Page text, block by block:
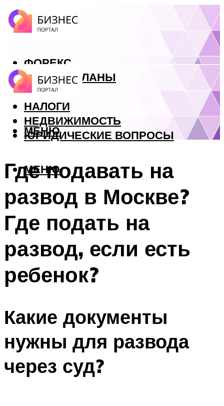
ФОРЕКС
БИЗНЕС ПЛАНЫ
КРЕДИТЫ
НАЛОГИ
НЕДВИЖИМОСТЬ
ЮРИДИЧЕСКИЕ ВОПРОСЫ
МЕНЮ
МЕНЮ
Где подавать на
развод в Москве?
Где подать на
развод, если есть
ребенок?
Какие документы
нужны для развода
через суд?